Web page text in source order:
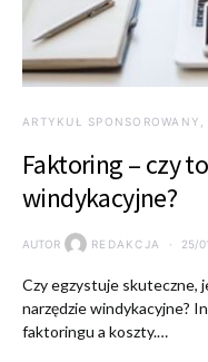
ARTYKUŁ SPONSOROWANY
Faktoring – czy
windykacyjne?
AUTOR REDAKCJA 25/
Czy egzystuje skuteczne,
narzędzie windykacyjne?
faktoringu a koszty.…